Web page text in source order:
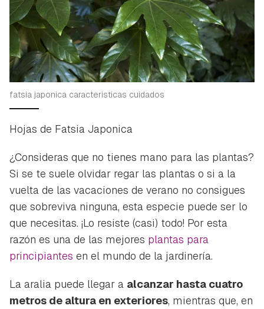
fatsia japonica caracteristicas cuidados
Hojas de Fatsia Japonica
¿Consideras que no tienes mano para las plantas?
Si se te suele olvidar regar las plantas o si a la
vuelta de las vacaciones de verano no consigues
que sobreviva ninguna, esta especie puede ser lo
que necesitas. ¡Lo resiste (casi) todo! Por esta
razón es una de las mejores plantas para
principiantes en el mundo de la jardinería.
La aralia puede llegar a alcanzar hasta cuatro
metros de altura en exteriores, mientras que, en